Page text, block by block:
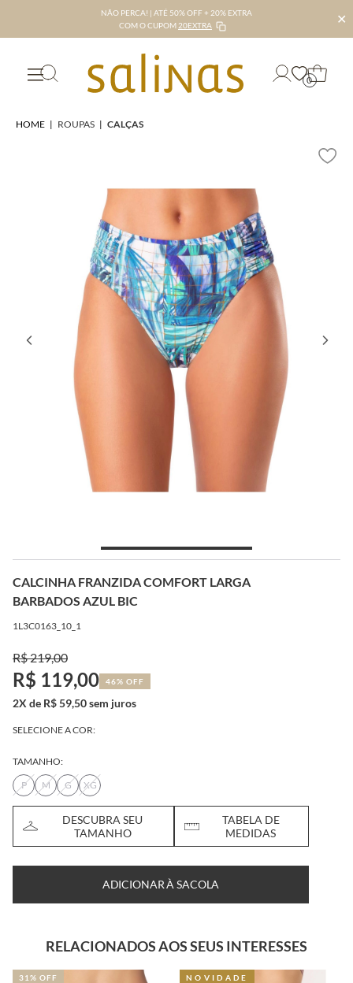
NÃO PERCA! | ATÉ 50% OFF + 20% EXTRA
COM O CUPOM 20EXTRA ✕
0
HOME | ROUPAS | CALÇAS
CALCINHA FRANZIDA COMFORT LARGA
BARBADOS AZUL BIC
1L3C0163_10_1
R$ 219,00
R$ 119,00 46% OFF
2X de R$ 59,50 sem juros
SELECIONE A COR:
TAMANHO:
P
M G XG
DESCUBRA SEU
TAMANHO
TABELA DE
MEDIDAS
ADICIONAR À SACOLA
RELACIONADOS AOS SEUS INTERESSES
31% OFF NOVIDADE